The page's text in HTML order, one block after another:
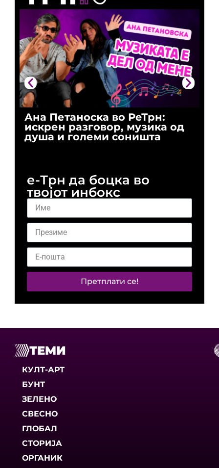
Ана Петаноска во РеТрн:
искрен разговор, музика од
душа и големи соништа
е-Трн да боцка во
твојот инбокс
Претплати се!
ТЕМИ
КУЛТ-АРТ
БУНТ
ЗЕЛЕНО
СВЕСНО
ГЛОБАЛ
СТОРИЈА
ОРГАНИК